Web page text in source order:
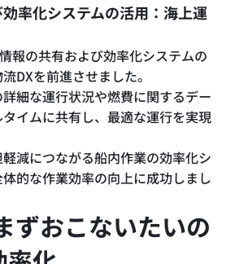
率化システムの活用：海上運
報の共有および効率化システムの
DXを前進させました。
細な運行状況や燃費に関するデー
イムに共有し、最適な運行を実現
減につながる船内作業の効率化シ
的な作業効率の向上に成功しまし
ずおこないたいの